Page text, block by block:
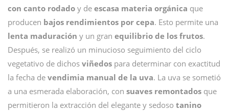
con canto rodado y de escasa materia orgánica que
producen bajos rendimientos por cepa. Esto permite una
lenta maduración y un gran equilibrio de los frutos.
Después, se realizó un minucioso seguimiento del ciclo
vegetativo de dichos viñedos para determinar con exactitud
la fecha de vendimia manual de la uva. La uva se sometió
a una esmerada elaboración, con suaves remontados que
permitieron la extracción del elegante y sedoso tanino